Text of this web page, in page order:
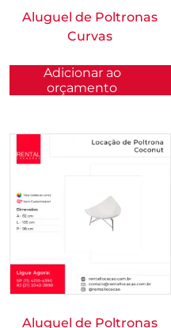
Aluguel de Poltronas
Curvas
Adicionar ao
orçamento
Aluguel de Poltronas